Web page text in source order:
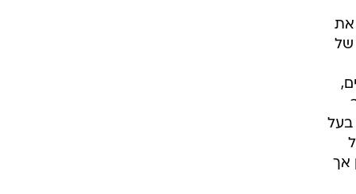
מ-1787 שהילל את
של
בעל
אך